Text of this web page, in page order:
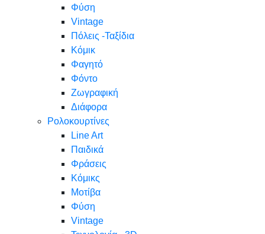
Φύση
Vintage
Πόλεις -Ταξίδια
Κόμικ
Φαγητό
Φόντο
Ζωγραφική
Διάφορα
Ρολοκουρτίνες
Line Art
Παιδικά
Φράσεις
Κόμικς
Μοτίβα
Φύση
Vintage